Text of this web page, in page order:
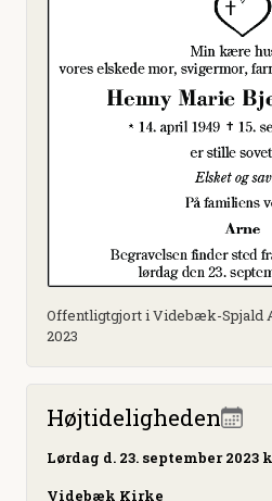
Offentligtgjort i Videbæk-Spjald
2023
Højtideligheden
Lørdag d. 23. september 2023
Videbæk Kirke